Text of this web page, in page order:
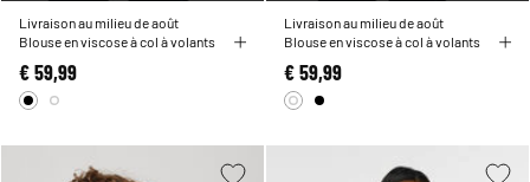
Livraison au milieu de août
Blouse en viscose à col à volants
€ 59,99
Livraison au milieu de août
Blouse en viscose à col à volants
€ 59,99